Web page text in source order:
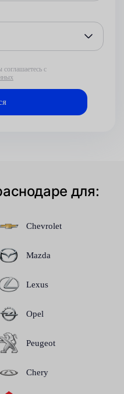
с
для:
Chevrolet
Mazda
Lexus
Opel
Peugeot
Chery